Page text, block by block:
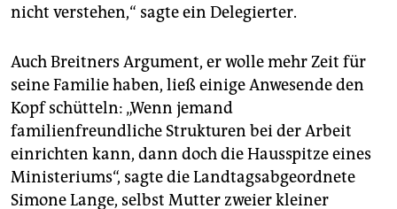
nicht verstehen,“ sagte ein Delegierter.
Auch Breitners Argument, er wolle mehr Zeit für
seine Familie haben, ließ einige Anwesende den
Kopf schütteln: „Wenn jemand
familienfreundliche Strukturen bei der Arbeit
einrichten kann, dann doch die Hausspitze eines
Ministeriums“, sagte die Landtagsabgeordnete
Simone Lange, selbst Mutter zweier kleiner